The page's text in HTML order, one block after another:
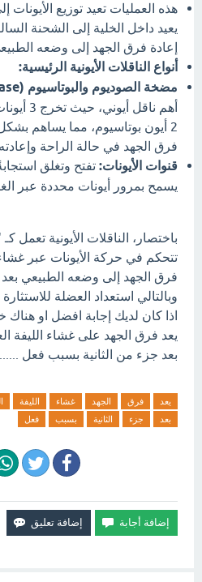
هذه العمليات تعيد توزيع الأيونات
يعيد داخل الخلية إلى الشحنة
إعادة فرق الجهد إلى وضعه
أنواع الناقلات الأيونية الرئيسية:
مضخة الصوديوم والبوتاسيوم (Na+/K+ ATPase):
أهم
2 أيون بوتاسيوم، مما يساهم
فرق الجهد في حالة الراحة وإعادته
قنوات الأيونات: تفتح وتغلق
يسمح بمرور أيونات محددة عبر
باختصار، الناقلات الأيونية
تتحكم في حركة الأيونات عبر
فرق الجهد إلى وضعه الطبيعي بعد
وبالتالي استعداد العضلة للاستثارة
اذا كان لديك إجابة افضل او
يعد فرق الجهد على غشاء الليفة
بعد جزء من الثانية بسبب فعل
يعد فرق الجهد غشاء الليفة
بعد
جزء الثانية بسبب فعل